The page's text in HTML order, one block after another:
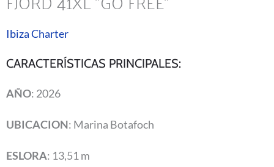
Ibiza Charter
CARACTERÍSTICAS PRINCIPALES:
AÑO: 2026
UBICACION: Marina Botafoch
ESLORA: 13,51 m